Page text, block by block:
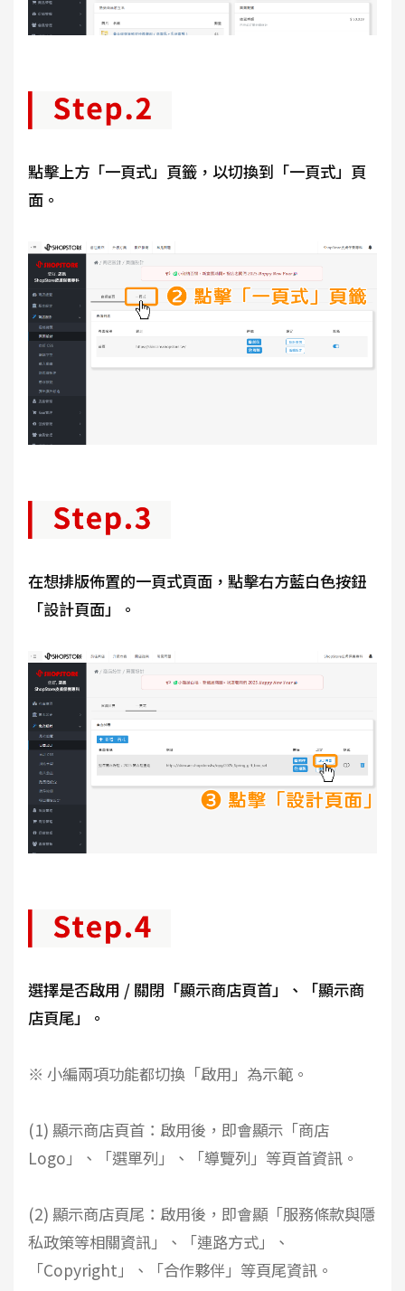
點擊上方「一頁式」頁籤，以切換到「一頁式」頁
面。
在想排版佈置的一頁式頁面，點擊右方藍白色按鈕
「設計頁面」。
選擇是否啟用 / 關閉「顯示商店頁首」、「顯示商
店頁尾」。
※ 小編兩項功能都切換「啟用」為示範。
(1) 顯示商店頁首：啟用後，即會顯示「商店
Logo」、「選單列」、「導覽列」等頁首資訊。
(2) 顯示商店頁尾：啟用後，即會顯「服務條款與隱
私政策等相關資訊」、「連路方式」、
「Copyright」、「合作夥伴」等頁尾資訊。